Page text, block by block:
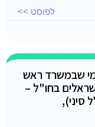
לפוסט >>
שבמשרד ראש
בחו"ל –
סיני),